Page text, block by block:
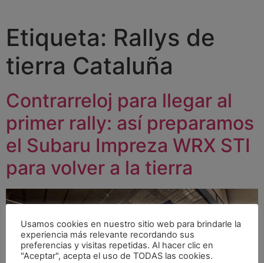
Etiqueta: Rallys de
tierra Cataluña
Contrarreloj para llegar al
primer rally: así preparamos
el Subaru Impreza WRX STI
para volver a la tierra
Usamos cookies en nuestro sitio web para brindarle la
experiencia más relevante recordando sus
preferencias y visitas repetidas. Al hacer clic en
"Aceptar", acepta el uso de TODAS las cookies.